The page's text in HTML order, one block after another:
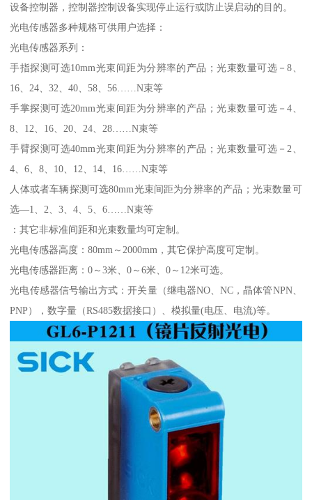
设备控制器，控制器控制设备实现停止运行或防止误启动的目的。
光电传感器多种规格可供用户选择：
光电传感器系列：
手指探测可选10mm光束间距为分辨率的产品；光束数量可选－8、
16、24、32、40、58、56……N束等
手掌探测可选20mm光束间距为分辨率的产品；光束数量可选－4、
8、12、16、20、24、28……N束等
手臂探测可选40mm光束间距为分辨率的产品；光束数量可选－2、
4、6、8、10、12、14、16……N束等
人体或者车辆探测可选80mm光束间距为分辨率的产品；光束数量可
选—1、2、3、4、5、6……N束等
：其它非标准间距和光束数量均可定制。
光电传感器高度：80mm～2000mm，其它保护高度可定制。
光电传感器距离：0～3米、0～6米、0～12米可选。
光电传感器信号输出方式：开关量（继电器NO、NC，晶体管NPN、
PNP），数字量（RS485数据接口）、模拟量(电压、电流)等。